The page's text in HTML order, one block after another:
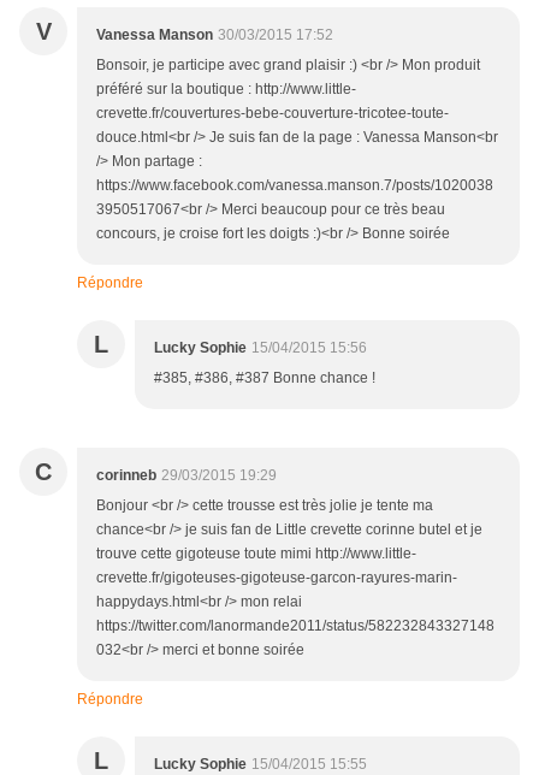
V Vanessa Manson 30/03/2015 17:52
Bonsoir, je participe avec grand plaisir :) <br /> Mon produit
préféré sur la boutique : http://www.little-
crevette.fr/couvertures-bebe-couverture-tricotee-toute-
douce.html<br /> Je suis fan de la page : Vanessa Manson<br
/> Mon partage :
https://www.facebook.com/vanessa.manson.7/posts/1020038
3950517067<br /> Merci beaucoup pour ce très beau
concours, je croise fort les doigts :)<br /> Bonne soirée
Répondre
L Lucky Sophie 15/04/2015 15:56
#385, #386, #387 Bonne chance !
C corinneb 29/03/2015 19:29
Bonjour <br /> cette trousse est très jolie je tente ma
chance<br /> je suis fan de Little crevette corinne butel et je
trouve cette gigoteuse toute mimi http://www.little-
crevette.fr/gigoteuses-gigoteuse-garcon-rayures-marin-
happydays.html<br /> mon relai
https://twitter.com/lanormande2011/status/582232843327148
032<br /> merci et bonne soirée
Répondre
L Lucky Sophie 15/04/2015 15:55